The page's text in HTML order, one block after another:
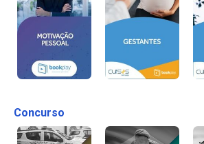
Concurso